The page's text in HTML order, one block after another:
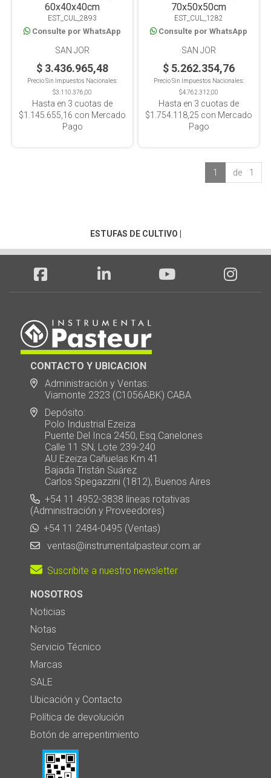
60x40x40cm
EST_CUL_2893
Consulte por WhatsApp
SAN JOR
$ 3.436.965,48
Precio Sin Impuestos Nacionales:
$3.110.376,00
Hasta en 3 cuotas de
$1.145.655,16 con Mercado
Pago
70x50x50cm
EST_CUL_1282
Consulte por WhatsApp
SAN JOR
$ 5.262.354,76
Precio Sin Impuestos Nacionales:
$4.762.312,00
Hasta en 3 cuotas de
$1.754.118,25 con Mercado
Pago
1 de 1
ESTUFAS DE CULTIVO
CONTACTO Y UBICACION
Administración y Ventas:
Viamonte 2323 (C1056ABK) CABA
Depósito:
Polo Industrial Ezeiza
Puente Del Inca 2450, Esq.Canelones
Calle 11 SN, Lote 239-240
AU Ezeiza Cañuelas Km 41
Bajada Tristán Suárez
Carlos Spegazzini (1812), Buenos Aires
+54 11 4952-3838 líneas rotativas
(Administración y Proveedores)
+54 11 2484-0495 (Ventas)
ventas@instrumentalpasteur.com.ar
Suscribite a nuestro newsletter
NOSOTROS
Noticias
Notas
Servicio Técnico
Marcas
SALE
Ubicación y Contacto
Política de devolución
Botón de arrepentimiento